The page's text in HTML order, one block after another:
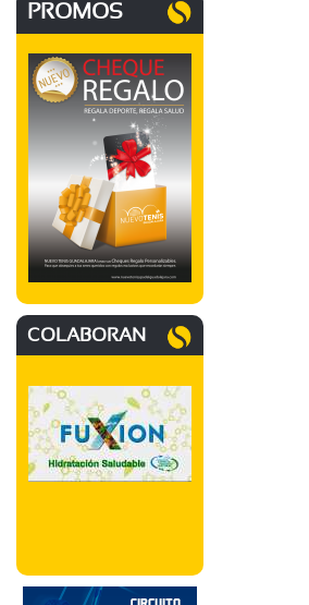
PROMOS
COLABORAN